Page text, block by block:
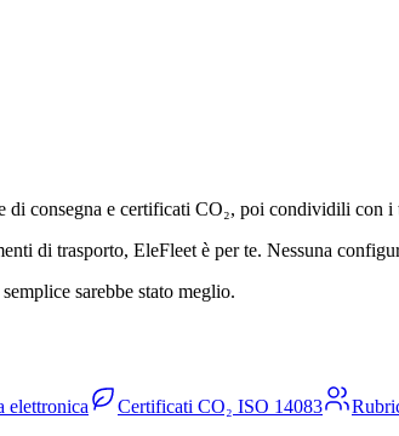
consegna e certificati CO₂, poi condividili con
trasporto, EleFleet è per te. Nessuna
sarebbe stato meglio.
elettronica Certificati CO₂ ISO 14083